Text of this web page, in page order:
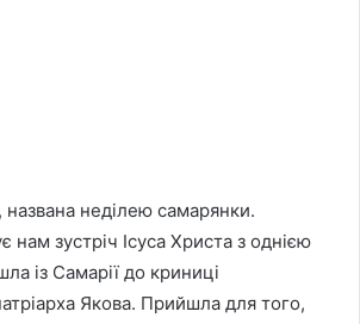
названа неділею самарянки.
нам зустріч Ісуса Христа з однією
із Самарії до криниці
Якова. Прийшла для того,